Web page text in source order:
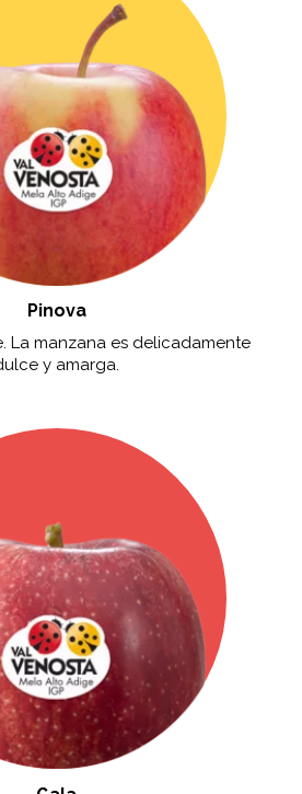
Pinova
La manzana es delicadamente
y amarga.